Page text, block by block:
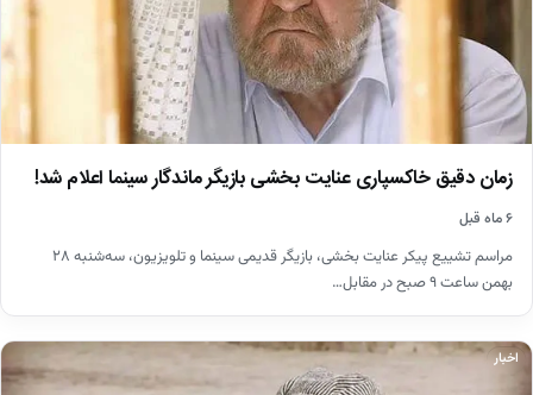
زمان دقیق خاکسپاری عنایت بخشی بازیگر ماندگار سینما اعلام شد!
۶ ماه قبل
مراسم تشییع پیکر عنایت بخشی، بازیگر قدیمی سینما و تلویزیون، سه‌شنبه ۲۸
بهمن ساعت ۹ صبح در مقابل…
اخبار